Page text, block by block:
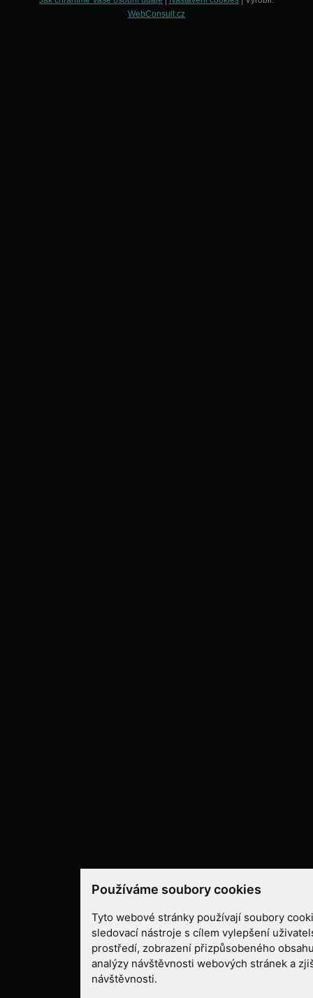
Používáme soubory cookies
Tyto webové stránky používají soubory
sledovací nástroje s cílem vylepšení
prostředí, zobrazení přizpůsobeného
analýzy návštěvnosti webových stránek a
návštěvnosti.
WebConsult.cz